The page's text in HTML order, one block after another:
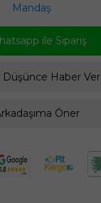
Mandaş
ile Sipariş
Düşünce Haber Ver
Öner